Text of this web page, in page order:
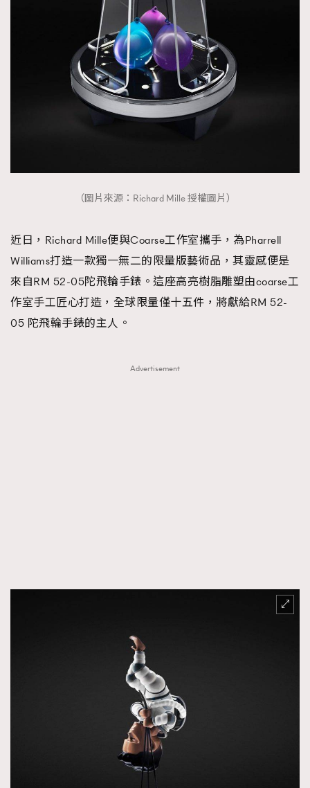
（圖片來源：Richard Mille 授權圖片）
近日，Richard Mille便與Coarse工作室攜手，為Pharrell
Williams打造一款獨一無二的限量版藝術品，其靈感便是
來自RM 52-05陀飛輪手錶。這座高亮樹脂雕塑由coarse工
作室手工匠心打造，全球限量僅十五件，將獻給RM 52-
05 陀飛輪手錶的主人。
Advertisement